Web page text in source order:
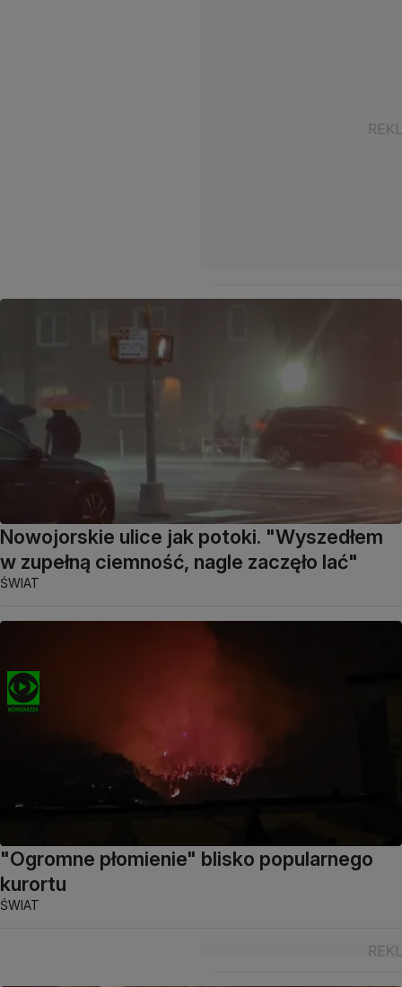
Nowojorskie ulice jak potoki. "Wyszedłem
w zupełną ciemność, nagle zaczęło lać"
ŚWIAT
"Ogromne płomienie" blisko popularnego
kurortu
ŚWIAT